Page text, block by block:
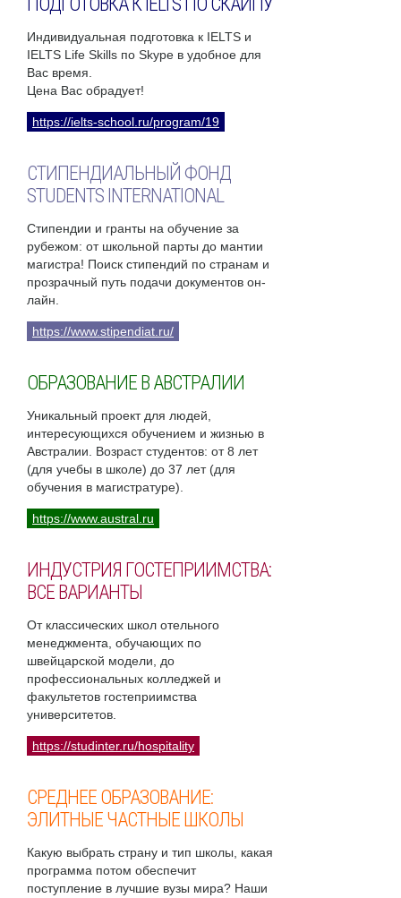
Индивидуальная подготовка к IELTS и
IELTS Life Skills по Skype в удобное для
Вас время.
Цена Вас обрадует!
https://ielts-school.ru/program/19
СТИПЕНДИАЛЬНЫЙ ФОНД
STUDENTS INTERNATIONAL
Стипендии и гранты на обучение за
рубежом: от школьной парты до мантии
магистра! Поиск стипендий по странам и
прозрачный путь подачи документов он-
лайн.
https://www.stipendiat.ru/
ОБРАЗОВАНИЕ В АВСТРАЛИИ
Уникальный проект для людей,
интересующихся обучением и жизнью в
Австралии. Возраст студентов: от 8 лет
(для учебы в школе) до 37 лет (для
обучения в магистратуре).
https://www.austral.ru
ИНДУСТРИЯ ГОСТЕПРИИМСТВА:
ВСЕ ВАРИАНТЫ
От классических школ отельного
менеджмента, обучающих по
швейцарской модели, до
профессиональных колледжей и
факультетов гостеприимства
университетов.
https://studinter.ru/hospitality
СРЕДНЕЕ ОБРАЗОВАНИЕ:
ЭЛИТНЫЕ ЧАСТНЫЕ ШКОЛЫ
Какую выбрать страну и тип школы, какая
программа потом обеспечит
поступление в лучшие вузы мира? Наши